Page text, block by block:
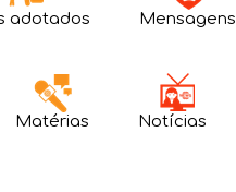
adotados Mensagens
Matérias Notícias